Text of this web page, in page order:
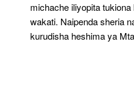
michache iliyopita
wakati. Naipenda sheria
kurudisha heshima ya